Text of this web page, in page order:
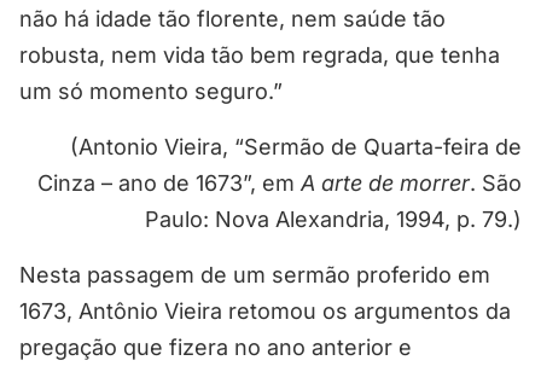
não há idade tão florente, nem saúde tão
robusta, nem vida tão bem regrada, que tenha
um só momento seguro.”
(Antonio Vieira, “Sermão de Quarta-feira de
Cinza – ano de 1673”, emA arte de morrer. São
Paulo: Nova Alexandria, 1994, p. 79.)
Nesta passagem de um sermão proferido em
1673, Antônio Vieira retomou os argumentos da
pregação que fizera no ano anterior e